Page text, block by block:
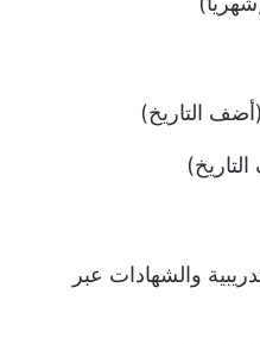
(أضف التاريخ)
والشهادات عبر